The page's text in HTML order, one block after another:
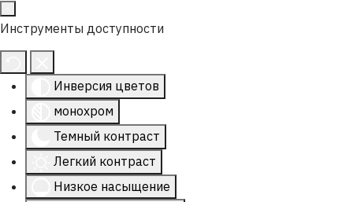
Инструменты доступности
Инверсия цветов
монохром
Темный контраст
Легкий контраст
Низкое насыщение